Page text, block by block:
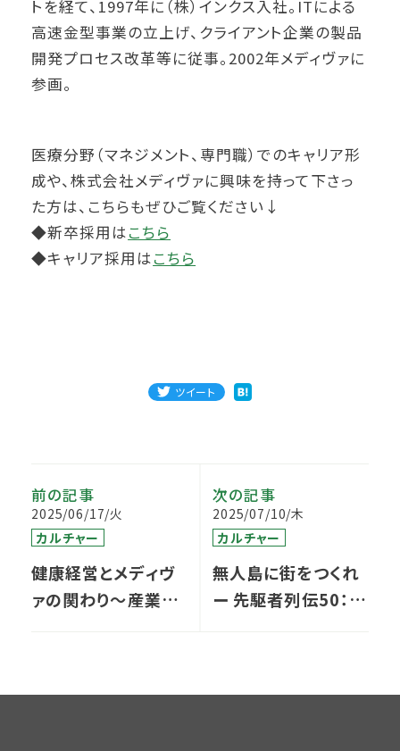
トを経て、1997年に（株）インクス入社。ITによる
高速金型事業の立上げ、クライアント企業の製品
開発プロセス改革等に従事。2002年メディヴァに
参画。
医療分野（マネジメント、専門職）でのキャリア形
成や、株式会社メディヴァに興味を持って下さっ
た方は、こちらもぜひご覧ください↓
◆新卒採用はこちら
◆キャリア採用はこちら
ツイート
前の記事
2025/06/17/火
カルチャー
健康経営とメディヴ
ァの関わり～産業保
次の記事
2025/07/10/木
カルチャー
無人島に街をつくれ
ー 先駆者列伝50：